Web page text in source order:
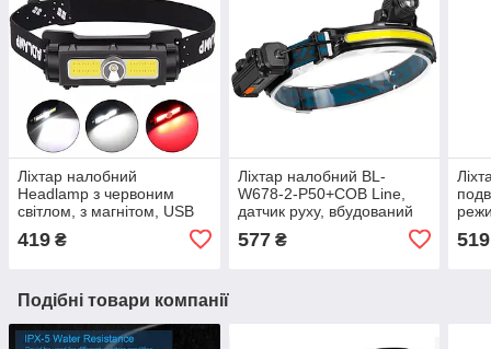
Ліхтар налобний
Headlamp з червоним
світлом, з магнітом, USB
419 ₴
Ліхтар налобний BL-
W678-2-P50+COB Line,
датчик руху, вбудований
zoom, GN1
577₴ 519
Подібні товари компанії